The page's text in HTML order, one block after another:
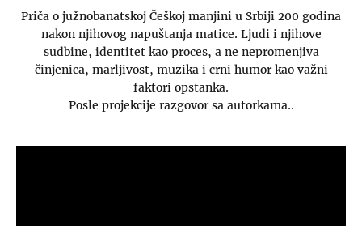
Priča o južnobanatskoj Češkoj manjini u Srbiji 200 godina
nakon njihovog napuštanja matice. Ljudi i njihove
sudbine, identitet kao proces, a ne nepromenjiva
činjenica, marljivost, muzika i crni humor kao važni
faktori opstanka.
Posle projekcije razgovor sa autorkama..